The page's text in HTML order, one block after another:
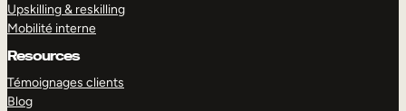
Upskilling & reskilling
Mobilité interne
Resources
Témoignages clients
Blog